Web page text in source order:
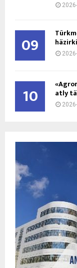
09
10 atly